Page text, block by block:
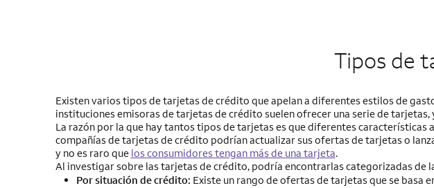
Tipos de
Existen varios tipos de tarjetas de crédito que apelan a diferentes estilos de
instituciones emisoras de tarjetas de crédito suelen ofrecer una serie de
La razón por la que hay tantos tipos de tarjetas es que diferentes
compañías de tarjetas de crédito podrían actualizar sus ofertas de tarjetas o
y no es raro que los consumidores tengan más de una tarjeta.
Al investigar sobre las tarjetas de crédito, podría encontrarlas categorizadas de
Por situación de crédito: Existe un rango de ofertas de tarjetas que se basa